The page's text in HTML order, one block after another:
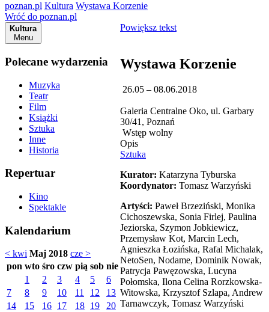
poznan.pl Kultura Wystawa Korzenie
Wróć do poznan.pl
Kultura
Menu
Polecane wydarzenia
Muzyka
Teatr
Film
Książki
Sztuka
Inne
Historia
Repertuar
Kino
Spektakle
Kalendarium
< kwi Maj 2018 cze >
pon wto śro czw pią sob nie
1
2 3 4 5
6
7
8 9 10 11 12
13
14
15 16 17 18 19
20
Powiększ tekst
Wystawa Korzenie
26.05 – 08.06.2018
Galeria Centralne Oko, ul. Garbary
30/41, Poznań
Wstęp wolny
Opis
Sztuka
Kurator: Katarzyna Tyburska
Koordynator: Tomasz Warzyński
Artyści: Paweł Brzeziński, Monika
Cichoszewska, Sonia Firlej, Paulina
Jeziorska, Szymon Jobkiewicz,
Przemysław Kot, Marcin Lech,
Agnieszka Łozińska, Rafal Michalak,
NetoSen, Nodame, Dominik Nowak,
Patrycja Pawęzowska, Lucyna
Połomska, Ilona Celina Rorzkowska-
Witowska, Krzysztof Szlapa, Andrew
Tarnawczyk, Tomasz Warzyński